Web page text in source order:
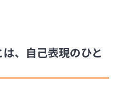
、自己表現のひと